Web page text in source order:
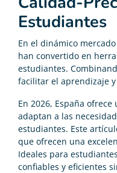
Estudiantes
En el dinámico
han convertido en
estudiantes.
facilitar el aprendizaje
En 2026, España
adaptan a las
estudiantes. Este
que ofrecen una
Ideales para
confiables y eficientes